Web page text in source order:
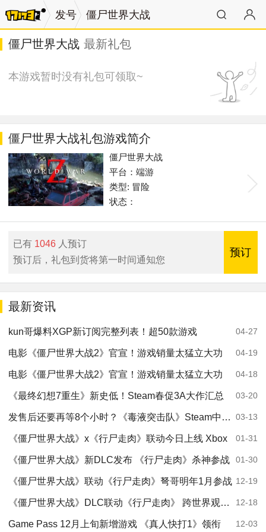
发号 僵尸世界大战
僵尸世界大战 最新礼包
本游戏暂时没有礼包可领取~
僵尸世界大战礼包游戏简介
僵尸世界大战
平台：端游
类型: 冒险
状态：
已有 1046 人预订
预订后，礼包到货将第一时间通知您
预订
最新资讯
kun哥爆料XGP新订阅完整列表！超50款游戏 04-27
电影《僵尸世界大战2》官宣！游戏销量太猛立大功 04-19
电影《僵尸世界大战2》官宣！游戏销量太猛立大功 04-18
《最终幻想7重生》新史低！Steam春促3A大作汇总 03-20
发售后还要再等8个小时？《毒液突击队》Steam中文区多半差评 03-13
《僵尸世界大战》x《行尸走肉》联动今日上线 Xbox 01-31
《僵尸世界大战》新DLC发布 《行尸走肉》杀神参战 01-30
《僵尸世界大战》联动《行尸走肉》弩哥明年1月参战 12-19
《僵尸世界大战》DLC联动《行尸走肉》 跨世界观丧尸乱斗开启 12-18
Game Pass 12月上旬新增游戏 《真人快打1》领衔 12-03